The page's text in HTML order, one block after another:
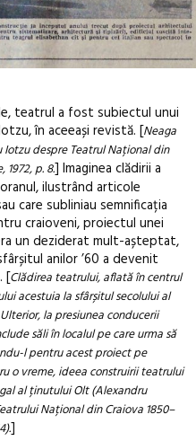
teatrul a fost subiectul unui
în aceeași revistă. [Neaga
Iotzu despre Teatrul Național din
1972, p. 8.] Imaginea clădirii a
ilustrând articole
care subliniau semnificația
craioveni, proiectul unei
un deziderat mult-așteptat,
anilor ’60 a devenit
[Clădirea teatrului, aflată în centrul
acestuia la sfârșitul secolului al
la presiunea conducerii
săli în localul pe care urma să
l pentru acest proiect pe
o vreme, ideea construirii teatrului
al ținutului Olt (Alexandru
Național din Craiova 1850–
]